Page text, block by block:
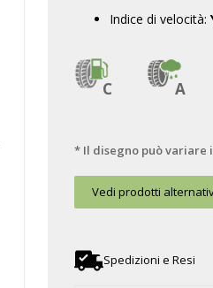
Indice di velocità:
C A
* Il disegno può variare
Vedi prodotti
Spedizioni e Resi